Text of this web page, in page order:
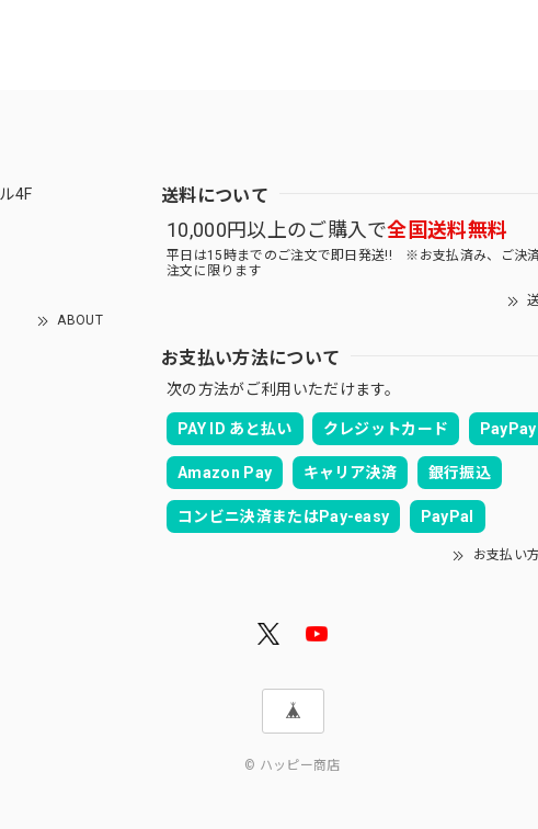
4F
ABOUT
送料について
10,000円以上のご購入で全国送料無料
平日は15時までのご注文で即日発送!! ※お支払済み、ご決
注文に限ります
お支払い方法について
次の方法がご利用いただけます。
PAY ID あと払い クレジットカード PayPay
Amazon Pay キャリア決済 銀行振込
コンビニ決済またはPay-easy PayPal
お支払い
© ハッピー商店